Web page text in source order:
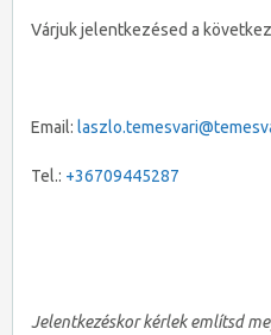
Várjuk jelentkezésed a
Email:
Tel.: +36709445287
Jelentkezéskor kérlek említsd